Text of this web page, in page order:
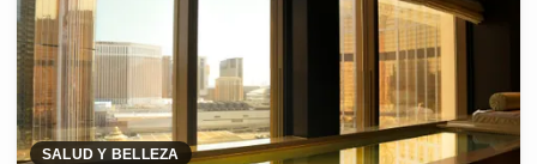
SALUD Y BELLEZA